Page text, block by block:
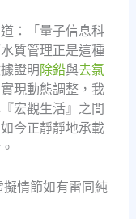
：「量子信息科
質管理正是這種
證明除鉛與去氯
實現動態調整，我
宏觀生活』之間
今正靜靜地承載
情節如有雷同純